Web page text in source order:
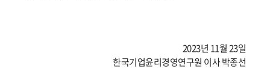
2023년 11월 23일
한국기업윤리경영연구원 이사 박종선